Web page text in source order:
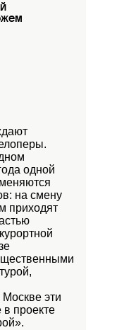
одной
на смену
приходят
эти
проекте